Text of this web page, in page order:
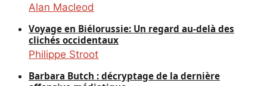
Alan Macleod
Voyage en Biélorussie: Un regard au-delà des
clichés occidentaux
Philippe Stroot
Barbara Butch : décryptage de la dernière